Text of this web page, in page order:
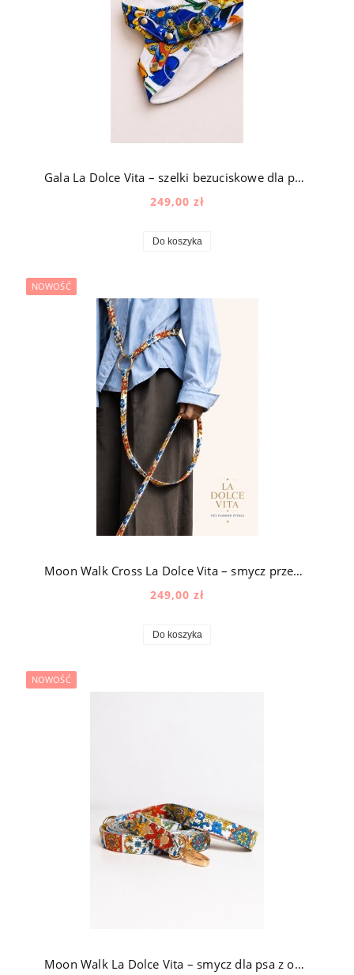
Gala La Dolce Vita – szelki bezuciskowe dla psa z aksamitem w śródziemnomorski wzór
249,00 zł
Do koszyka
Moon Walk Cross La Dolce Vita – smycz przepinana dla psa z okuciami pozłacanymi 24k złotem w śródziemnomorski wzór
249,00 zł
Do koszyka
NOWOŚĆ
Moon Walk La Dolce Vita – smycz dla psa z okuciami pozłacanymi 24k złotem w śródziemnomorski wzór
NOWOŚĆ